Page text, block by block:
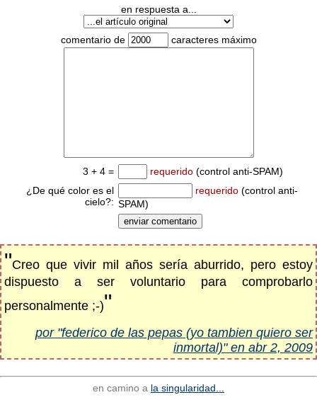
en respuesta a...
comentario de caracteres máximo
3 + 4 = requerido (control anti-SPAM)
¿De qué color es el
cielo?:
requerido (control anti-
SPAM)
"Creo que vivir mil años sería aburrido, pero estoy
dispuesto a ser voluntario para comprobarlo
personalmente ;-)"
por "federico de las pepas (yo tambien quiero ser
inmortal)" en abr 2, 2009
en camino a la singularidad...